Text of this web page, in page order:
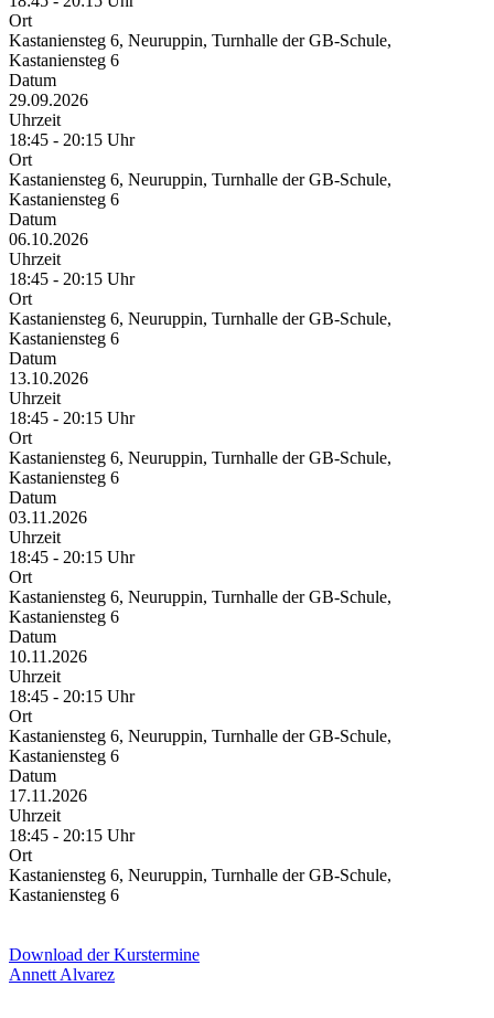
Ort
Kastaniensteg 6, Neuruppin, Turnhalle der GB-Schule,
Kastaniensteg 6
Datum
29.09.2026
Uhrzeit
18:45 - 20:15 Uhr
Ort
Kastaniensteg 6, Neuruppin, Turnhalle der GB-Schule,
Kastaniensteg 6
Datum
06.10.2026
Uhrzeit
18:45 - 20:15 Uhr
Ort
Kastaniensteg 6, Neuruppin, Turnhalle der GB-Schule,
Kastaniensteg 6
Datum
13.10.2026
Uhrzeit
18:45 - 20:15 Uhr
Ort
Kastaniensteg 6, Neuruppin, Turnhalle der GB-Schule,
Kastaniensteg 6
Datum
03.11.2026
Uhrzeit
18:45 - 20:15 Uhr
Ort
Kastaniensteg 6, Neuruppin, Turnhalle der GB-Schule,
Kastaniensteg 6
Datum
10.11.2026
Uhrzeit
18:45 - 20:15 Uhr
Ort
Kastaniensteg 6, Neuruppin, Turnhalle der GB-Schule,
Kastaniensteg 6
Datum
17.11.2026
Uhrzeit
18:45 - 20:15 Uhr
Ort
Kastaniensteg 6, Neuruppin, Turnhalle der GB-Schule,
Kastaniensteg 6
Download der Kurstermine
Annett Alvarez